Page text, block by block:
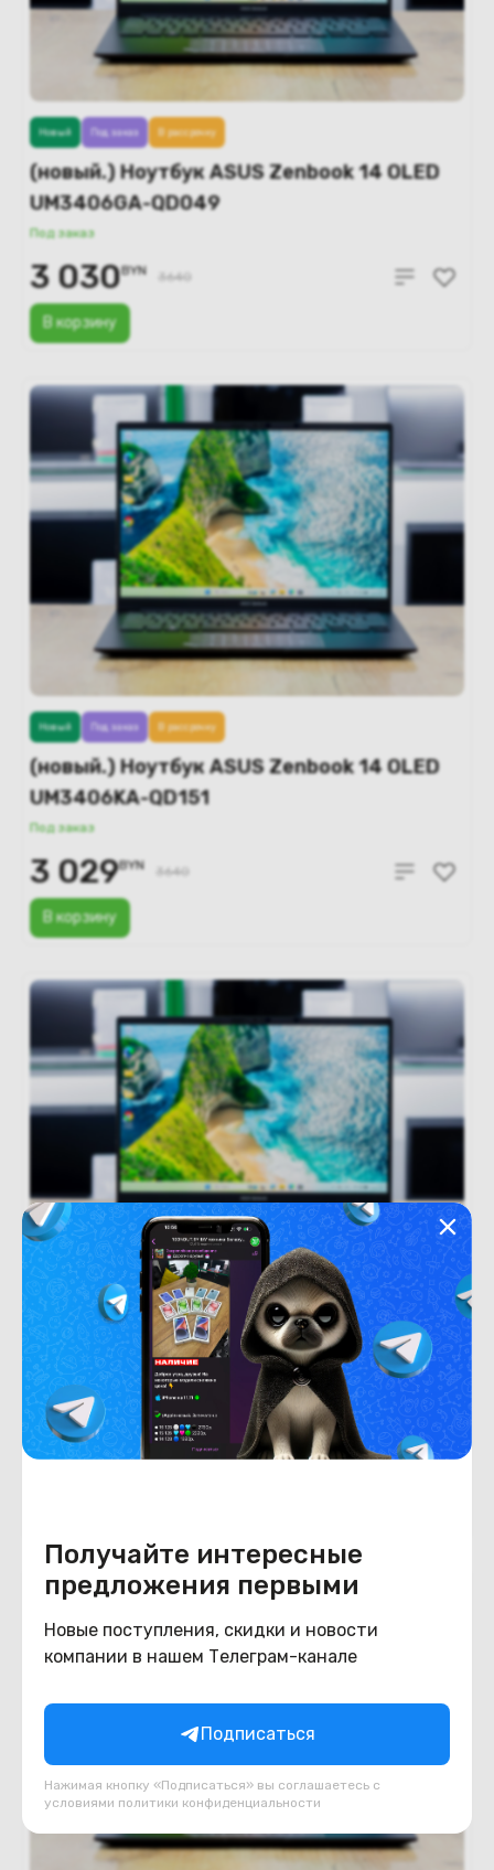
Получайте интересные
предложения первыми
Новые поступления, скидки и новости
компании в нашем Телеграм-канале
Подписаться
Нажимая кнопку «Подписаться» вы соглашаетесь с
условиями политики конфиденциальности
(новый.) Ноутбук ASUS Zenbook 14 OLED
UM3406GA-QD049
Под заказ
В корзину
Новый Под заказ В рассрочку
3 030BYN 3640
(новый.) Ноутбук ASUS Zenbook 14 OLED
UM3406KA-QD151
Под заказ
В корзину
Новый Под заказ В рассрочку
3 029BYN 3640
(новый.) Ноутбук ASUS Zenbook 14 OLED
UM3406KA-QD212
Под заказ
Новый Под заказ В рассрочку
3 750BYN